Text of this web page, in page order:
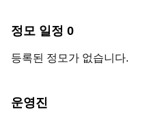
정모 일정 0
등록된 정모가 없습니다.
운영진